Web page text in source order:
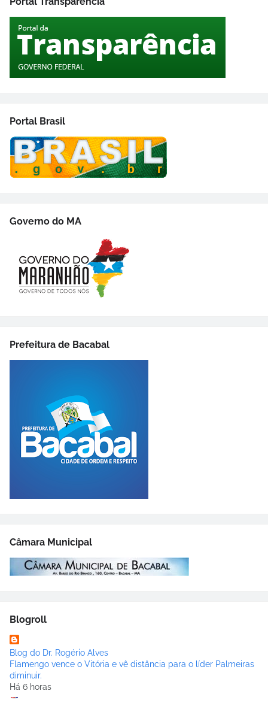
Portal Brasil
Governo do MA
Prefeitura de Bacabal
Câmara Municipal
Blogroll
Blog do Dr. Rogério Alves
Flamengo vence o Vitória e vê distância para o líder Palmeiras
diminuir.
Há 6 horas